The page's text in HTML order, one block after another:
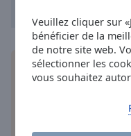
Veuillez cliquer sur
bénéficier de la
de notre site web.
sélectionner les
vous souhaitez
Installez
pour votre